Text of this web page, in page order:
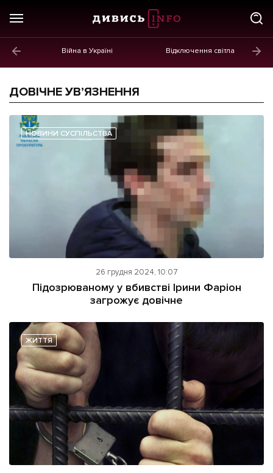
Війна в Україні Відключення світла
Новини
Політика
Економіка
Культура
Афіша
Картки
Репортаж
Розслідування
Погляди
Ініціативи
Лонгріди
Прес-релізи
Фото/Відео
Made in Lviv
Зв'язатися з нами
ДОВІЧНЕ УВ’ЯЗНЕННЯ
НОВИНИ СУСПІЛЬСТВА
26 грудня 2024, 10:07
Підозрюваному у вбивстві Ірини Фаріон
загрожує довічне
ЖИТТЯ